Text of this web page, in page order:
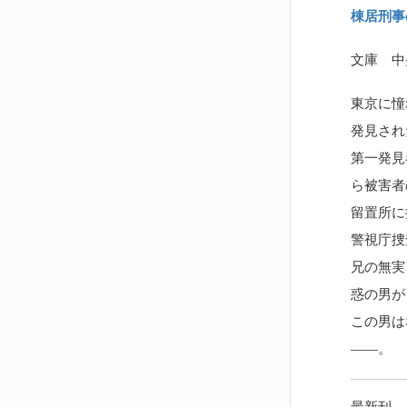
棟居刑
文庫 中
東京に
発見さ
第一発
ら被害
留置所
警視庁
兄の無
惑の男
この男
――。